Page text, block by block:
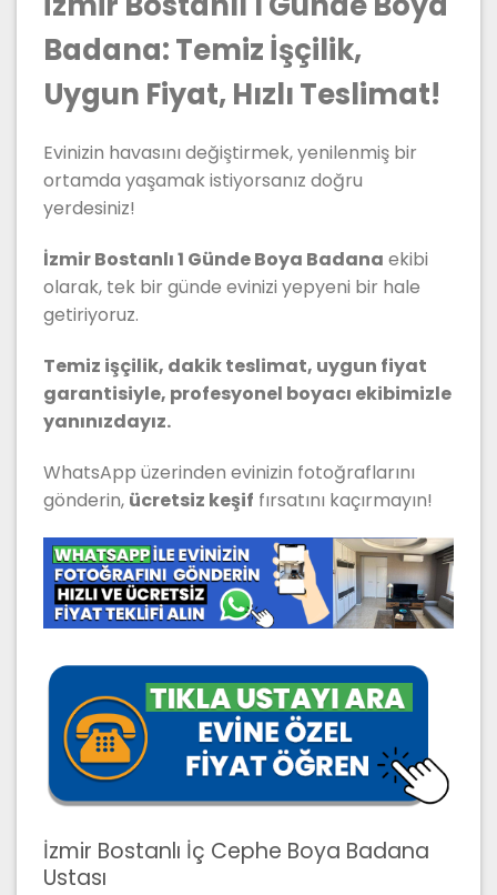
Badana: Temiz İşçilik,
Uygun Fiyat, Hızlı Teslimat!
Evinizin havasını değiştirmek, yenilenmiş bir
ortamda yaşamak istiyorsanız doğru
yerdesiniz!
İzmir Bostanlı 1 Günde Boya Badana ekibi
olarak, tek bir günde evinizi yepyeni bir hale
getiriyoruz.
Temiz işçilik, dakik teslimat, uygun fiyat
garantisiyle, profesyonel boyacı ekibimizle
yanınızdayız.
WhatsApp üzerinden evinizin fotoğraflarını
gönderin, ücretsiz keşif fırsatını kaçırmayın!
İzmir Bostanlı İç Cephe Boya Badana
Ustası